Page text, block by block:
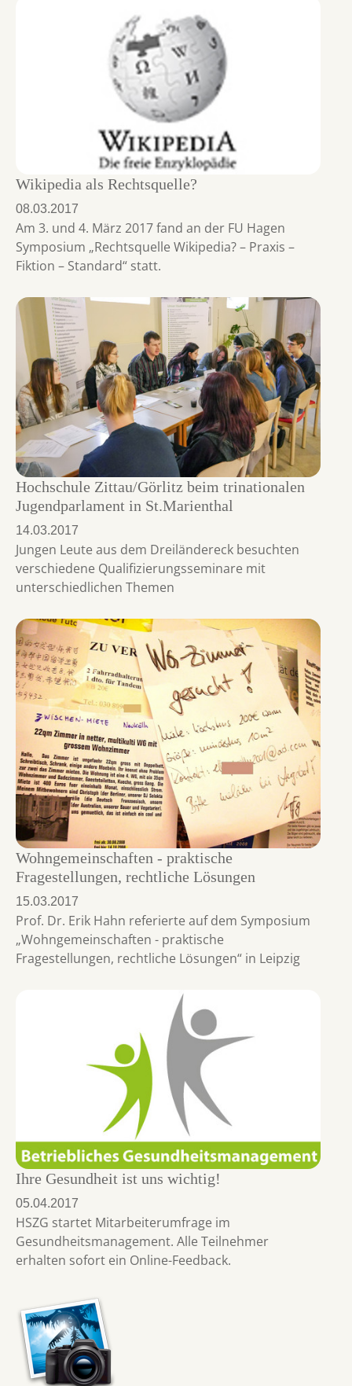
Wikipedia als Rechtsquelle?
08.03.2017
Am 3. und 4. März 2017 fand an der FU Hagen
Symposium „Rechtsquelle Wikipedia? – Praxis –
Fiktion – Standard“ statt.
Hochschule Zittau/Görlitz beim trinationalen
Jugendparlament in St.Marienthal
14.03.2017
Jungen Leute aus dem Dreiländereck besuchten
verschiedene Qualifizierungsseminare mit
unterschiedlichen Themen
Wohngemeinschaften - praktische
Fragestellungen, rechtliche Lösungen
15.03.2017
Prof. Dr. Erik Hahn referierte auf dem Symposium
„Wohngemeinschaften - praktische
Fragestellungen, rechtliche Lösungen“ in Leipzig
Ihre Gesundheit ist uns wichtig!
05.04.2017
HSZG startet Mitarbeiterumfrage im
Gesundheitsmanagement. Alle Teilnehmer
erhalten sofort ein Online-Feedback.